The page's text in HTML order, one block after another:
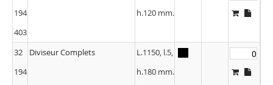
194
403
h.120 mm.
32
194
Diviseur Complets
L.1150, l.5,
h.180 mm.